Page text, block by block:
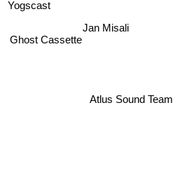
Jan Misali
Atlus Sound Team
Yogscast
Ghost Cassette